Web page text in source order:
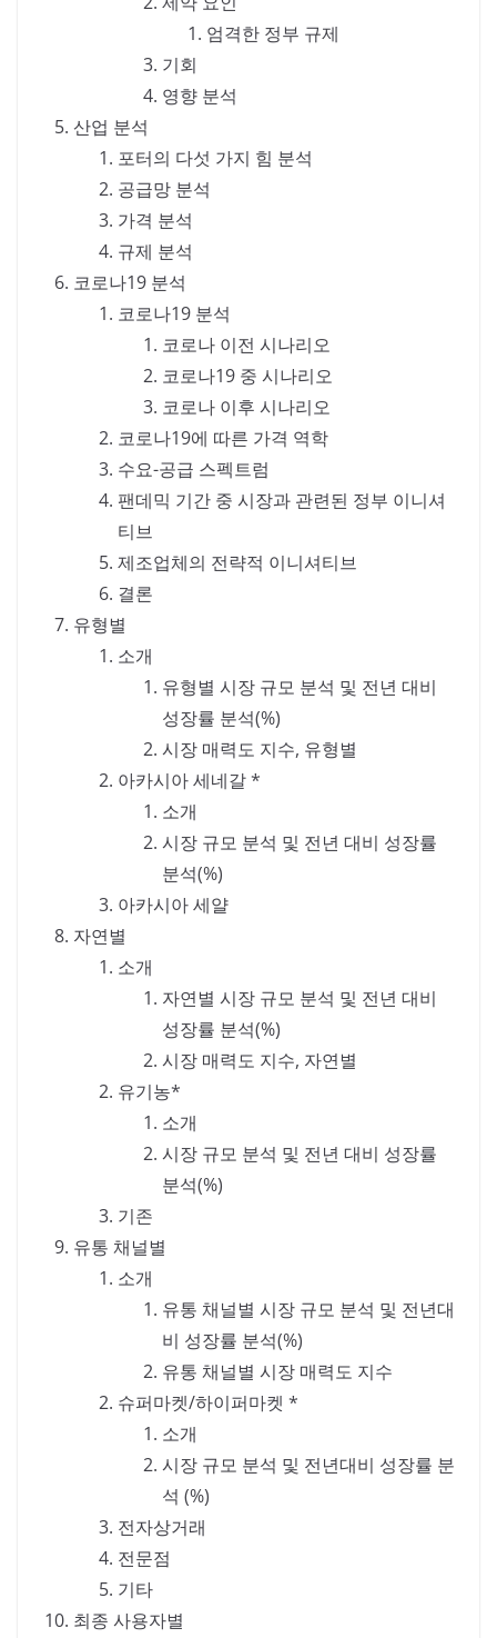
엄격한 정부 규제
기회
영향 분석
산업 분석
포터의 다섯 가지 힘 분석
공급망 분석
가격 분석
규제 분석
코로나19 분석
코로나19 분석
코로나 이전 시나리오
코로나19 중 시나리오
코로나 이후 시나리오
코로나19에 따른 가격 역학
수요-공급 스펙트럼
팬데믹 기간 중 시장과 관련된 정부 이니셔
티브
제조업체의 전략적 이니셔티브
결론
유형별
소개
유형별 시장 규모 분석 및 전년 대비
성장률 분석(%)
시장 매력도 지수, 유형별
아카시아 세네갈 *
소개
시장 규모 분석 및 전년 대비 성장률
분석(%)
아카시아 세얄
자연별
소개
자연별 시장 규모 분석 및 전년 대비
성장률 분석(%)
시장 매력도 지수, 자연별
유기농*
소개
시장 규모 분석 및 전년 대비 성장률
분석(%)
기존
유통 채널별
소개
유통 채널별 시장 규모 분석 및 전년대
비 성장률 분석(%)
유통 채널별 시장 매력도 지수
슈퍼마켓/하이퍼마켓 *
소개
시장 규모 분석 및 전년대비 성장률 분
석 (%)
전자상거래
전문점
기타
최종 사용자별